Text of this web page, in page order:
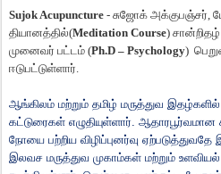
Sujok Acupuncture - சுஜோக் அக்குபஞ்சர்,
தியானத்தில்(Meditation Course) சான்றிதழ்
முனைவர் பட்டம் (Ph.D – Psychology)
ஈடுபட்டுள்ளார்.
ஆங்கிலம் மற்றும் தமிழ் மருத்துவ இதழ்களில்
கட்டுரைகள் எழுதியுள்ளார். ஆதாரபூர்வமான
நோயை பற்றிய விழிப்புனர்வு ஏற்படுத்துவதே
இலவச மருத்துவ முகாம்கள் மற்றும் உளவியல்